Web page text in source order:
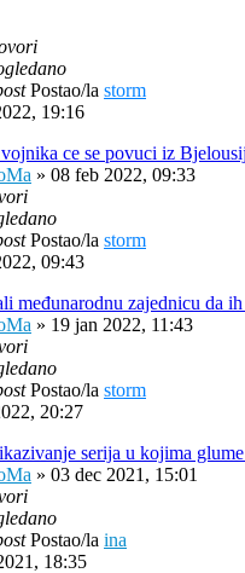
Postao/la storm
19:16
ce se povuci iz
» 08 feb 2022, 09:33
Postao/la storm
09:43
međunarodnu zajednicu da
» 19 jan 2022, 11:43
Postao/la storm
20:27
serija u kojima
» 03 dec 2021, 15:01
Postao/la ina
18:35